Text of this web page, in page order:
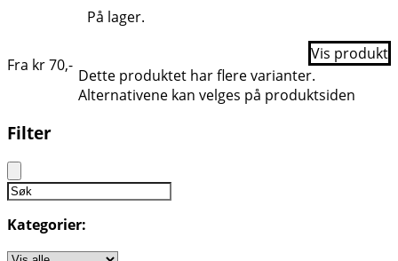
På lager.
Fra kr70,-
Vis produkt
Dette produktet har flere varianter.
Alternativene kan velges på produktsiden
Filter
Kategorier: